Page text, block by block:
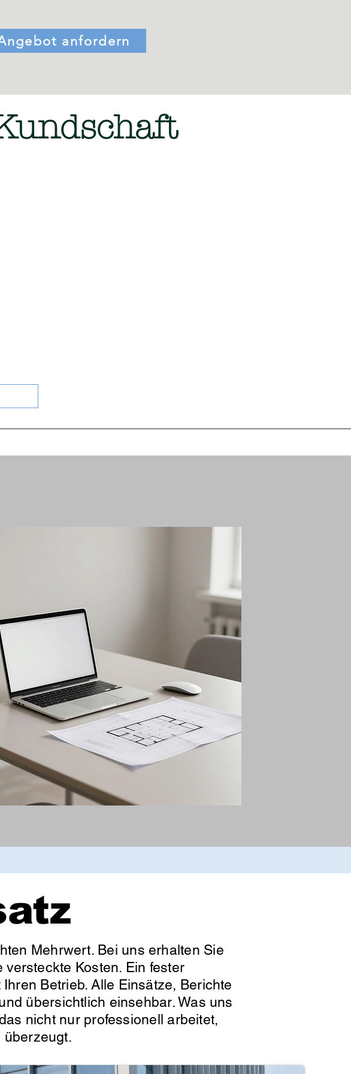
anfordern
Mehrwert. Bei uns erhalten Sie
Kosten. Ein fester
Betrieb. Alle Einsätze, Berichte
übersichtlich einsehbar. Was uns
nicht nur professionell arbeitet,